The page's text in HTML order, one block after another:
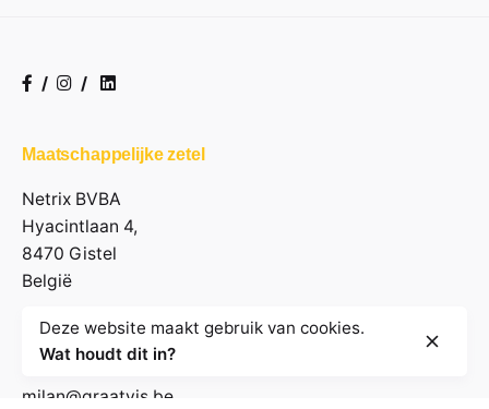
/ /
Maatschappelijke zetel
Netrix BVBA
Hyacintlaan 4,
8470 Gistel
België
Contactgegevens
milan@graatvis.be
Deze website maakt gebruik van cookies.
Wat houdt dit in?